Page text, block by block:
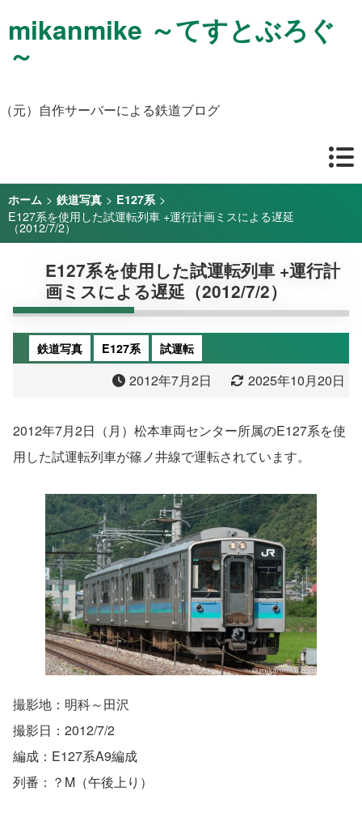
mikanmike ～てすとぶろぐ
～
（元）自作サーバーによる鉄道ブログ
ホーム > 鉄道写真 > E127系 >
E127系を使用した試運転列車 +運行計画ミスによる遅延
（2012/7/2）
E127系を使用した試運転列車 +運行計
画ミスによる遅延（2012/7/2）
鉄道写真 E127系 試運転
2012年7月2日 2025年10月20日
2012年7月2日（月）松本車両センター所属のE127系を使
用した試運転列車が篠ノ井線で運転されています。
撮影地：明科～田沢
撮影日：2012/7/2
編成：E127系A9編成
列番：？M（午後上り）